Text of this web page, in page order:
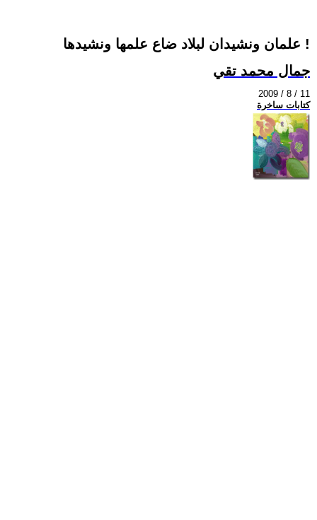
علمان ونشيدان لبلاد ضاع علمها ونشيدها !
جمال محمد تقي
2009 / 8 / 11
كتابات ساخرة